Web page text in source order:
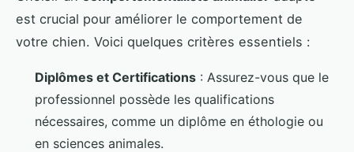
est crucial pour améliorer le comportement de
votre chien. Voici quelques critères essentiels :
Diplômes et Certifications : Assurez-vous que le
professionnel possède les qualifications
nécessaires, comme un diplôme en éthologie ou
en sciences animales.